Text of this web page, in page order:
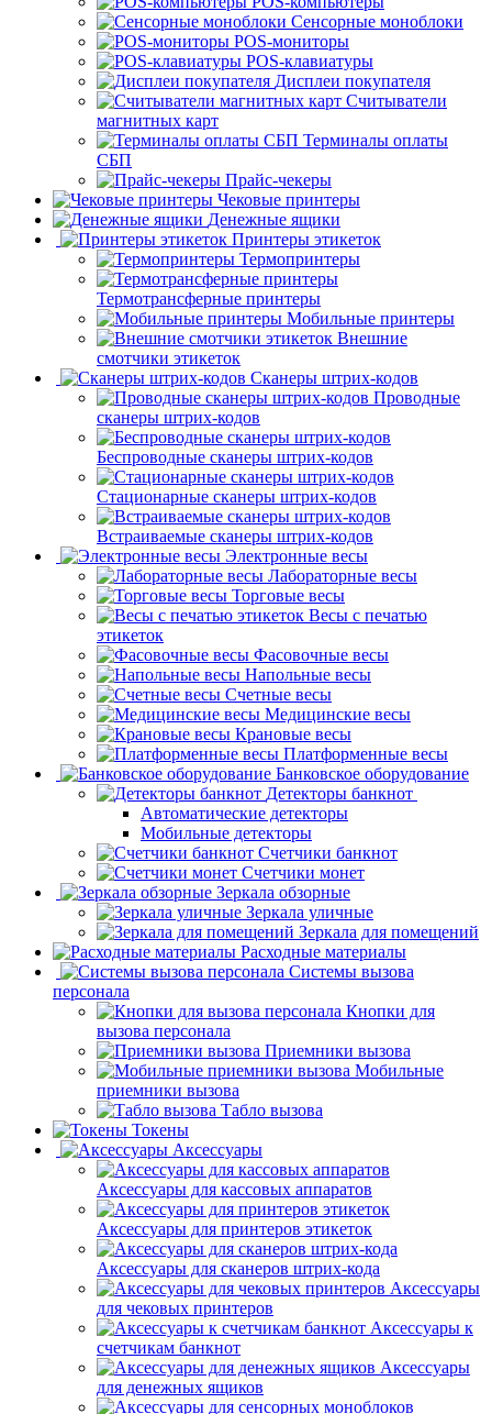
Сенсорные моноблоки
POS-мониторы
POS-клавиатуры
Дисплеи покупателя
Считыватели
магнитных карт
Терминалы оплаты
СБП
Прайс-чекеры
Чековые принтеры
Денежные ящики
Принтеры этикеток
Термопринтеры
Термотрансферные принтеры
Мобильные принтеры
Внешние
смотчики этикеток
Сканеры штрих-кодов
Проводные
сканеры штрих-кодов
Беспроводные сканеры штрих-кодов
Стационарные сканеры штрих-кодов
Встраиваемые сканеры штрих-кодов
Электронные весы
Лабораторные весы
Торговые весы
Весы с печатью
этикеток
Фасовочные весы
Напольные весы
Счетные весы
Медицинские весы
Крановые весы
Платформенные весы
Банковское оборудование
Детекторы банкнот
Автоматические детекторы
Мобильные детекторы
Счетчики банкнот
Счетчики монет
Зеркала обзорные
Зеркала уличные
Зеркала для помещений
Расходные материалы
Системы вызова
персонала
Кнопки для
вызова персонала
Приемники вызова
Мобильные
приемники вызова
Табло вызова
Токены
Аксессуары
Аксессуары для кассовых аппаратов
Аксессуары для принтеров этикеток
Аксессуары для сканеров штрих-кода
Аксессуары
для чековых принтеров
Аксессуары к
счетчикам банкнот
Аксессуары
для денежных ящиков